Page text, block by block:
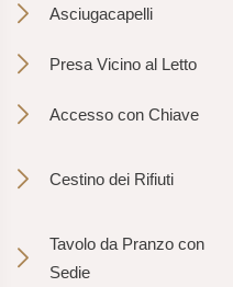
Asciugacapelli
Presa Vicino al Letto
Accesso con Chiave
Cestino dei Rifiuti
Tavolo da Pranzo con
Sedie